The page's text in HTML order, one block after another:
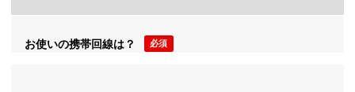
お使いの携帯回線は？ 必須